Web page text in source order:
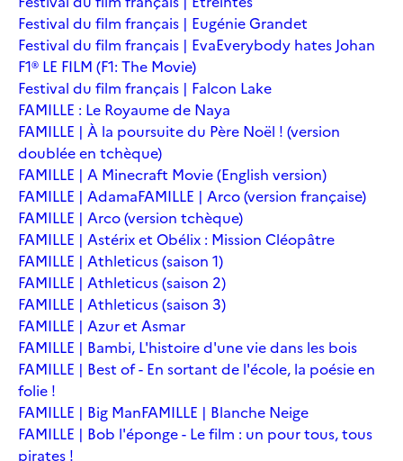
Festival du film français | Eugénie Grandet
Festival du film français | EvaEverybody hates Johan
F1® LE FILM (F1: The Movie)
Festival du film français | Falcon Lake
FAMILLE : Le Royaume de Naya
FAMILLE | À la poursuite du Père Noël ! (version
doublée en tchèque)
FAMILLE | A Minecraft Movie (English version)
FAMILLE | AdamaFAMILLE | Arco (version française)
FAMILLE | Arco (version tchèque)
FAMILLE | Astérix et Obélix : Mission Cléopâtre
FAMILLE | Athleticus (saison 1)
FAMILLE | Athleticus (saison 2)
FAMILLE | Athleticus (saison 3)
FAMILLE | Azur et Asmar
FAMILLE | Bambi, L'histoire d'une vie dans les bois
FAMILLE | Best of - En sortant de l'école, la poésie en
folie !
FAMILLE | Big ManFAMILLE | Blanche Neige
FAMILLE | Bob l'éponge - Le film : un pour tous, tous
pirates !